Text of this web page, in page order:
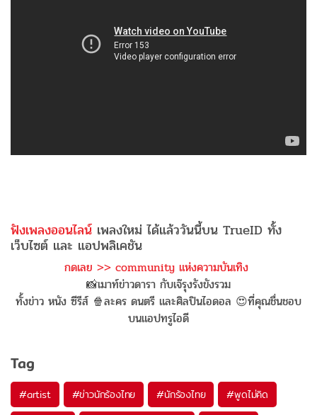
ฟังเพลงออนไลน์ เพลงใหม่ ได้แล้ววันนี้บน TrueID ทั้ง
เว็บไซต์ และ แอปพลิเคชัน
กดเลย >> community แห่งความบันเทิง
📸เมาท์ข่าวดารา กับเจ๊รุงรังขังรวม
ทั้งข่าว หนัง ซีรีส์ 🍿ละคร ดนตรี และศิลปินไอดอล 😍ที่คุณชื่นชอบ
บนแอปทรูไอดี
Tag
#artist #ข่าวนักร้องไทย #นักร้องไทย #พูดไม่คิด